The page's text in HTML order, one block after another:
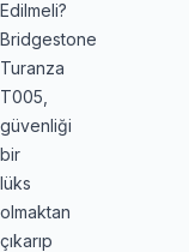
Edilmeli?
Bridgestone
Turanza
T005,
güvenliği
bir
lüks
olmaktan
çıkarıp